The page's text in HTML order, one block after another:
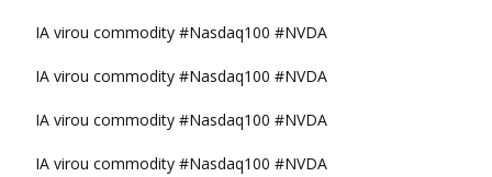
IA virou commodity #Nasdaq100 #NVDA
IA virou commodity #Nasdaq100 #NVDA
IA virou commodity #Nasdaq100 #NVDA
IA virou commodity #Nasdaq100 #NVDA